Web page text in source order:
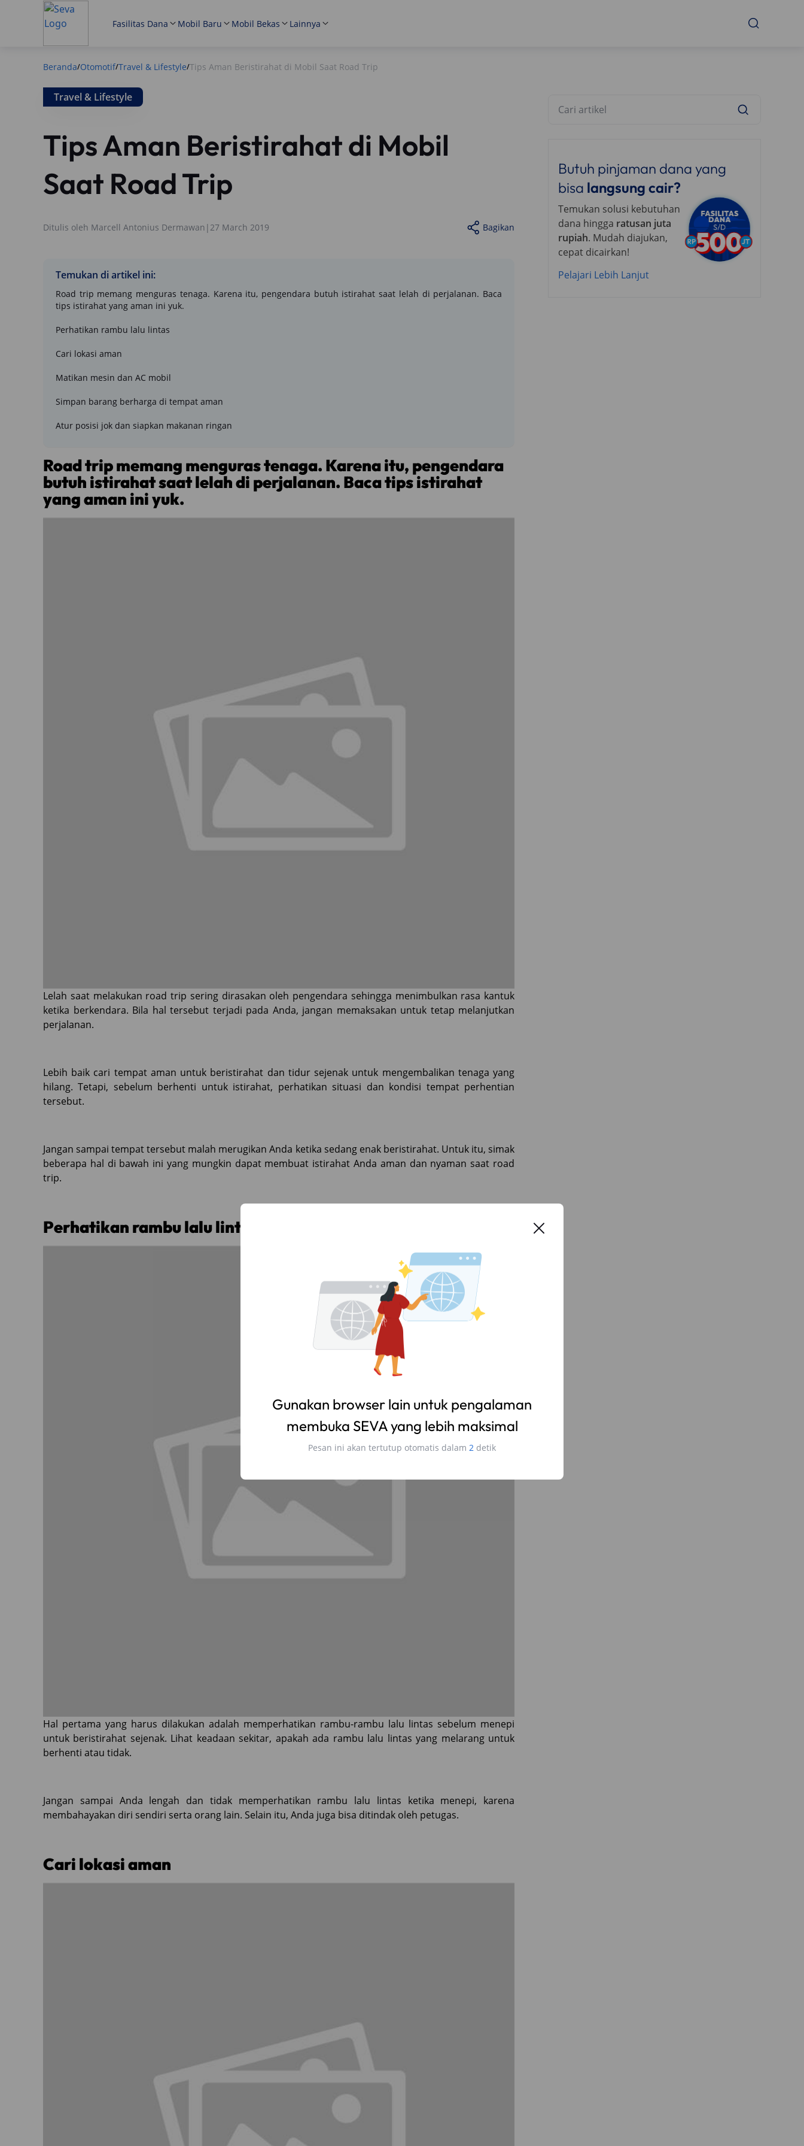
Gunakan browser lain untuk pengalaman
membuka SEVA yang lebih maksimal
Pesan ini akan tertutup otomatis dalam 1 detik
Fasilitas Dana Mobil Baru Mobil Bekas Lainnya
Beranda/Otomotif/Travel & Lifestyle/Tips Aman Beristirahat di Mobil Saat Road Trip
Travel & Lifestyle
Tips Aman Beristirahat di Mobil
Saat Road Trip
Ditulis oleh Marcell Antonius Dermawan | 27 March 2019 Bagikan
Temukan di artikel ini:
Road trip memang menguras tenaga. Karena itu, pengendara butuh istirahat saat lelah di perjalanan. Baca
tips istirahat yang aman ini yuk.
Perhatikan rambu lalu lintas
Cari lokasi aman
Matikan mesin dan AC mobil
Simpan barang berharga di tempat aman
Atur posisi jok dan siapkan makanan ringan
Road trip memang menguras tenaga. Karena itu, pengendara
butuh istirahat saat lelah di perjalanan. Baca tips istirahat
yang aman ini yuk.
Lelah saat melakukan road trip sering dirasakan oleh pengendara sehingga menimbulkan rasa kantuk
ketika berkendara. Bila hal tersebut terjadi pada Anda, jangan memaksakan untuk tetap melanjutkan
perjalanan.
Lebih baik cari tempat aman untuk beristirahat dan tidur sejenak untuk mengembalikan tenaga yang
hilang. Tetapi, sebelum berhenti untuk istirahat, perhatikan situasi dan kondisi tempat perhentian
tersebut.
Jangan sampai tempat tersebut malah merugikan Anda ketika sedang enak beristirahat. Untuk itu, simak
beberapa hal di bawah ini yang mungkin dapat membuat istirahat Anda aman dan nyaman saat road
trip.
Perhatikan rambu lalu lintas
Hal pertama yang harus dilakukan adalah memperhatikan rambu-rambu lalu lintas sebelum menepi
untuk beristirahat sejenak. Lihat keadaan sekitar, apakah ada rambu lalu lintas yang melarang untuk
berhenti atau tidak.
Jangan sampai Anda lengah dan tidak memperhatikan rambu lalu lintas ketika menepi, karena
membahayakan diri sendiri serta orang lain. Selain itu, Anda juga bisa ditindak oleh petugas.
Cari lokasi aman
Butuh pinjaman dana yang
bisa langsung cair?
Temukan solusi kebutuhan
dana hingga ratusan juta
rupiah. Mudah diajukan,
cepat dicairkan!
Pelajari Lebih Lanjut